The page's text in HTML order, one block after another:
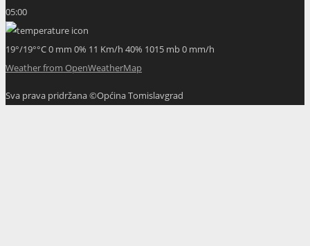
05:00
19°/19°°C0 mm 0% 11 Km/h 40% 1015 mb0 mm/h
Weather from OpenWeatherMap
Sva prava pridržana ©Općina Tomislavgrad